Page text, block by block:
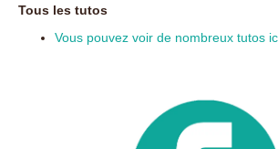
Tous les tutos
Vous pouvez voir de nombreux tutos